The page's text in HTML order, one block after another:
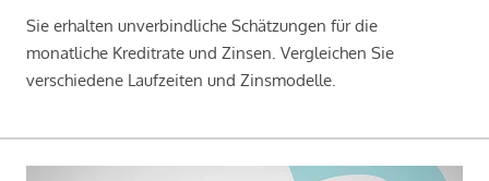
Sie erhalten unverbindliche Schätzungen für die
monatliche Kreditrate und Zinsen. Vergleichen Sie
verschiedene Laufzeiten und Zinsmodelle.